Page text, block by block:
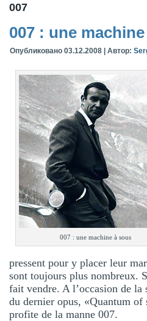
007
007 : une
Опубликовано 03.12.2008 |Автор:
007 : une machine à sous
pressent pour y placer leur
sont toujours plus nombreux.
fait vendre. A l’occasion de
du dernier opus, «Quantum of
profite de la manne 007.